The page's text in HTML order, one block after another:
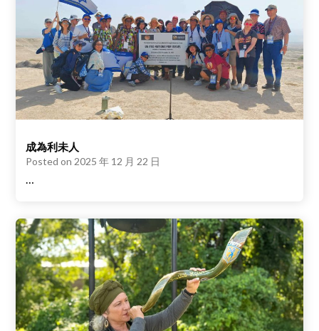
成為利未人
Posted on 2025 年 12 月 22 日
…